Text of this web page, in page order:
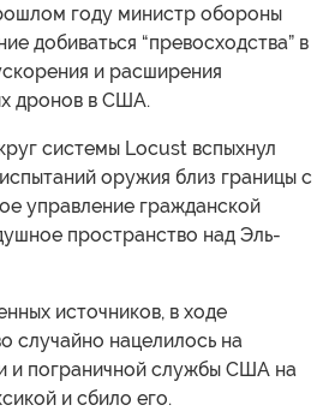
году министр обороны
добиваться “превосходства” в
и расширения
дронов в США.
системы Locust вспыхнул
оружия близ границы с
управление гражданской
пространство над Эль-
источников, в ходе
случайно нацелилось на
и пограничной службы США на
и сбило его.